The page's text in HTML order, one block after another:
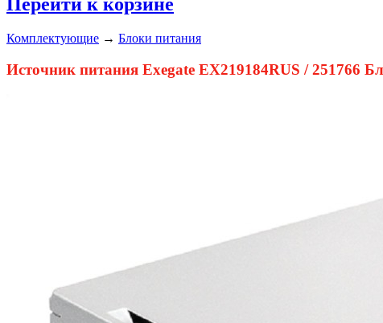
Комплектующие → Блоки питания
Источник питания Exegate EX219184RUS / 251766